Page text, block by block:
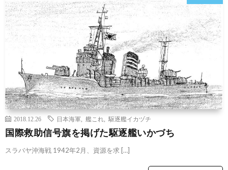
2018.12.26 日本海軍 艦これ 駆逐艦イカヅチ
国際救助信号旗を掲げた駆逐艦いかづち
スラバヤ沖海戦 1942年2月、資源を求 […]